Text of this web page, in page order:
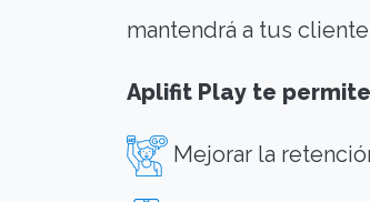
mantendrá a tus
Aplifit Play te
Mejorar la